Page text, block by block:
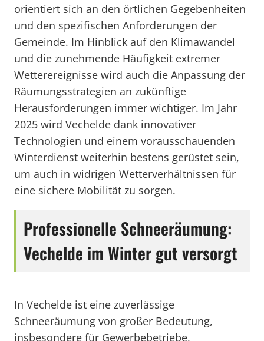
orientiert sich an den örtlichen Gegebenheiten
und den spezifischen Anforderungen der
Gemeinde. Im Hinblick auf den Klimawandel
und die zunehmende Häufigkeit extremer
Wetterereignisse wird auch die Anpassung der
Räumungsstrategien an zukünftige
Herausforderungen immer wichtiger. Im Jahr
2025 wird Vechelde dank innovativer
Technologien und einem vorausschauenden
Winterdienst weiterhin bestens gerüstet sein,
um auch in widrigen Wetterverhältnissen für
eine sichere Mobilität zu sorgen.
Professionelle Schneeräumung:
Vechelde im Winter gut versorgt
In Vechelde ist eine zuverlässige
Schneeräumung von großer Bedeutung,
insbesondere für Gewerbebetriebe,